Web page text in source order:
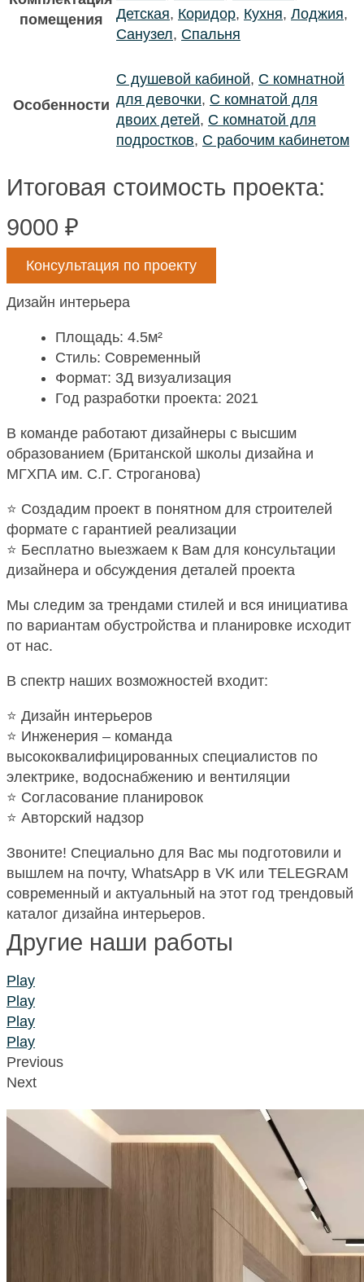
помещения
Детская, Коридор, Кухня, Лоджия,
Санузел, Спальня
Особенности
С душевой кабиной, С комнатной
для девочки, С комнатой для
двоих детей, С комнатой для
подростков, С рабочим кабинетом
Итоговая стоимость проекта:
9000 ₽
Консультация по проекту
Дизайн интерьера
Площадь: 4.5м²
Стиль: Современный
Формат: 3Д визуализация
Год разработки проекта: 2021
В команде работают дизайнеры с высшим
образованием (Британской школы дизайна и
МГХПА им. С.Г. Строганова)
⭐️ Создадим проект в понятном для строителей
формате с гарантией реализации
⭐️ Бесплатно выезжаем к Вам для консультации
дизайнера и обсуждения деталей проекта
Мы следим за трендами стилей и вся инициатива
по вариантам обустройства и планировке исходит
от нас.
В спектр наших возможностей входит:
⭐️ Дизайн интерьеров
⭐️ Инженерия – команда
высококвалифицированных специалистов по
электрике, водоснабжению и вентиляции
⭐️ Согласование планировок
⭐️ Авторский надзор
Звоните! Специально для Вас мы подготовили и
вышлем на почту, WhatsApp в VK или TELEGRAM
современный и актуальный на этот год трендовый
каталог дизайна интерьеров.
Другие наши работы
Play
Play
Play
Play
Previous
Next